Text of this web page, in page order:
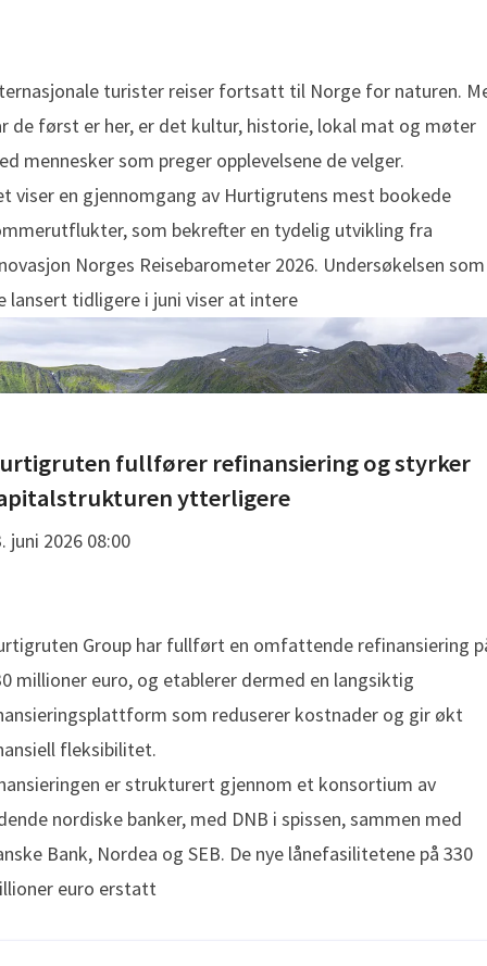
turister reiser fortsatt til Norge for naturen.
de først er her, er det kultur, historie, lokal mat og møter
mennesker som preger opplevelsene de velger.
viser en gjennomgang av Hurtigrutens mest bookede
som bekrefter en tydelig utvikling fra
Norges Reisebarometer 2026. Undersøkelsen som
lansert tidligere i juni viser at intere
fullfører refinansiering og styrker
ytterligere
juni 2026 08:00
Group har fullført en omfattende refinansiering
millioner euro, og etablerer dermed en langsiktig
som reduserer kostnader og gir økt
fleksibilitet.
er strukturert gjennom et konsortium av
nordiske banker, med DNB i spissen, sammen med
Bank, Nordea og SEB. De nye lånefasilitetene på 330
euro erstatt